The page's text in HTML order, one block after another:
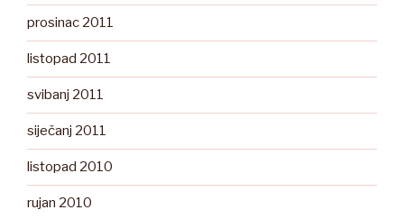
prosinac 2011
listopad 2011
svibanj 2011
siječanj 2011
listopad 2010
rujan 2010